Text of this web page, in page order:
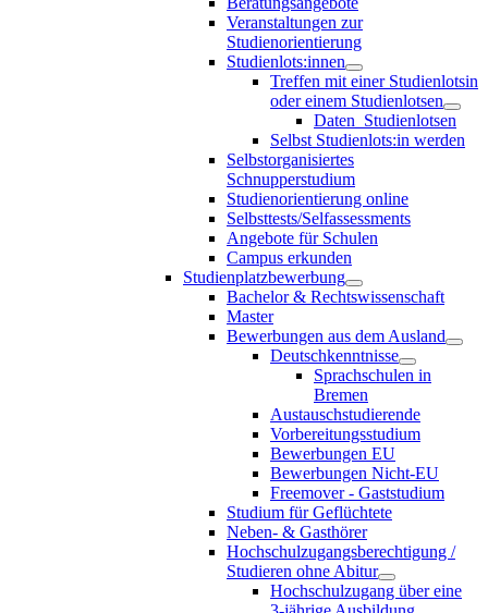
Veranstaltungen zur
Studienorientierung
Studienlots:innen
Treffen mit einer Studienlotsin
oder einem Studienlotsen
Daten_Studienlotsen
Selbst Studienlots:in werden
Selbstorganisiertes
Schnupperstudium
Studienorientierung online
Selbsttests/Selfassessments
Angebote für Schulen
Campus erkunden
Studienplatzbewerbung
Bachelor & Rechtswissenschaft
Master
Bewerbungen aus dem Ausland
Deutschkenntnisse
Sprachschulen in
Bremen
Austauschstudierende
Vorbereitungsstudium
Bewerbungen EU
Bewerbungen Nicht-EU
Freemover - Gaststudium
Studium für Geflüchtete
Neben- & Gasthörer
Hochschulzugangsberechtigung /
Studieren ohne Abitur
Hochschulzugang über eine